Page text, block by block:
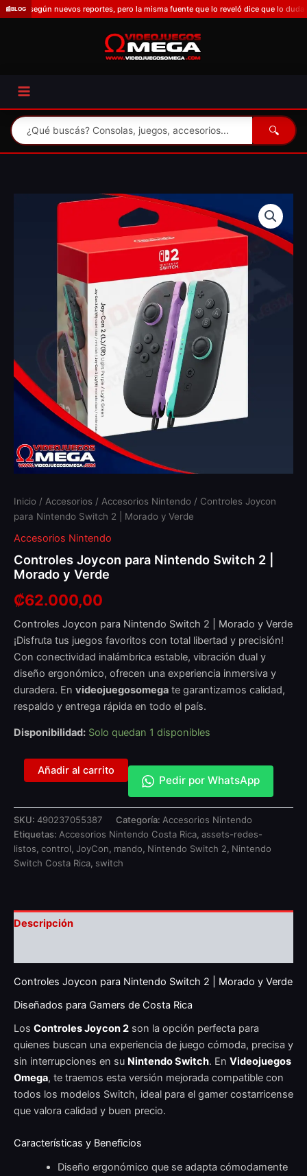
Omitir
📰BLOG
nuevos reportes, pero la misma fuente que lo reveló dice que lo duda porque
🔍
Inicio / Accesorios / Accesorios Nintendo / Controles Joycon
para Nintendo Switch 2 | Morado y Verde
Accesorios Nintendo
Controles Joycon para Nintendo Switch 2 |
Morado y Verde
₡62.000,00
Controles Joycon para Nintendo Switch 2 | Morado y Verde
¡Disfruta tus juegos favoritos con total libertad y precisión!
Con conectividad inalámbrica estable, vibración dual y
diseño ergonómico, ofrecen una experiencia inmersiva y
duradera. En videojuegosomega te garantizamos calidad,
respaldo y entrega rápida en todo el país.
Disponibilidad: Solo quedan 1 disponibles
Añadir al carrito
Pedir por WhatsApp
SKU: 490237055387 Categoría: Accesorios Nintendo
Etiquetas: Accesorios Nintendo Costa Rica, assets-redes-
listos, control, JoyCon, mando, Nintendo Switch 2, Nintendo
Switch Costa Rica, switch
Descripción
Controles Joycon para Nintendo Switch 2 | Morado y Verde
Diseñados para Gamers de Costa Rica
Los Controles Joycon 2 son la opción perfecta para
quienes buscan una experiencia de juego cómoda, precisa y
sin interrupciones en su Nintendo Switch. En Videojuegos
Omega, te traemos esta versión mejorada compatible con
todos los modelos Switch, ideal para el gamer costarricense
que valora calidad y buen precio.
Características y Beneficios
Diseño ergonómico que se adapta cómodamente